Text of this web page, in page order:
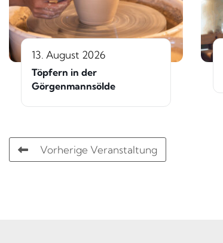
13. August 2026
Töpfern in der
Görgenmannsölde
Vorherige Veranstaltung